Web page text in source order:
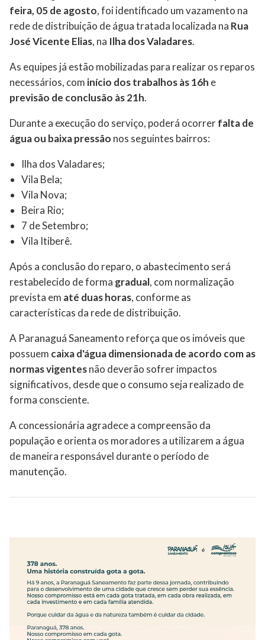
feira, 05 de agosto, foi identificado um vazamento na
rede de distribuição de água tratada localizada na Rua
José Vicente Elias, na Ilha dos Valadares.
As equipes já estão mobilizadas para realizar os reparos
necessários, com início dos trabalhos às 16h e
previsão de conclusão às 21h.
Durante a execução do serviço, poderá ocorrerfalta de
água ou baixa pressão nos seguintes bairros:
Ilha dos Valadares;
Vila Bela;
Vila Nova;
Beira Rio;
7 de Setembro;
Vila Itiberê.
Após a conclusão do reparo, o abastecimento será
restabelecido de forma gradual, com normalização
prevista em até duas horas, conforme as
características da rede de distribuição.
A Paranaguá Saneamento reforça que os imóveis que
possuem caixa d'água dimensionada de acordo com as
normas vigentesnão deverão sofrer impactos
significativos, desde que o consumo seja realizado de
forma consciente.
A concessionária agradece a compreensão da
população e orienta os moradores a utilizarem a água
de maneira responsável durante o período de
manutenção.